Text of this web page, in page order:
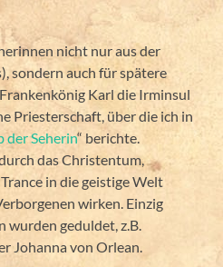
nicht nur aus der
sondern auch für spätere
Karl die Irminsul
Priesterschaft, über die ich in
der Seherin“ berichte.
das Christentum,
in die geistige Welt
wirken. Einzig
wurden geduldet, z.B.
Johanna von Orlean.